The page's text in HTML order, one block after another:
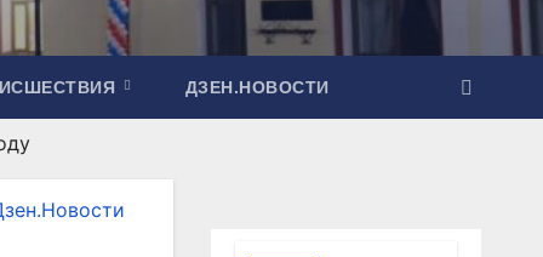
ДЗЕН.НОВОСТИ